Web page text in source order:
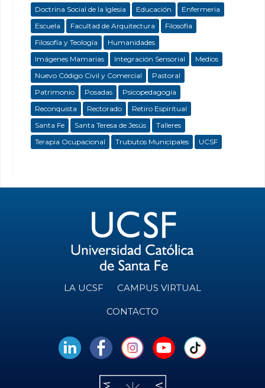
Doctrina Social de la Iglesia
Educación
Enfermeria
Escuela
Facultad de Arquitectura
Filosofía
Filosofía y Teología
Humanidades
Imágenes Mamarias
Integración Sensorial
Medios
Nuevo Código Civil y Comercial
Pastoral
Patrimonio
Posadas
Psicopedagogía
Reconquista
Rectorado
Retiro Espiritual
Santa Fe
Santa Teresa de Jesús
Talleres
Terapia Ocupacional
Trubutos Municipales UCSF
LA UCSF CAMPUS VIRTUAL
CONTACTO